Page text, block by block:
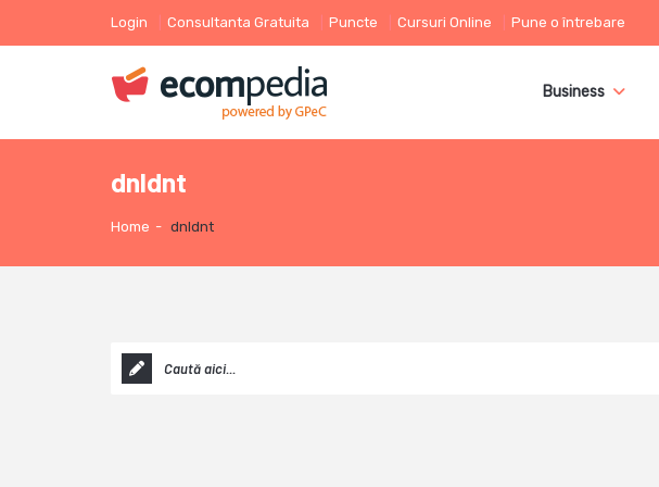
Login Consultanta Gratuita Puncte Cursuri Online Pune o întrebare
Business
dnldnt
Home - dnldnt